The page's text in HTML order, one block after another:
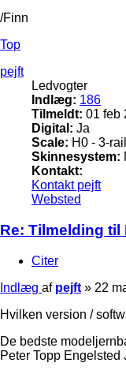
/Finn
Top
pejft
Ledvogter
Indlæg: 186
Tilmeldt: 01 feb
Digital: Ja
Scale: H0 - 3-rail
Skinnesystem:
Kontakt:
Kontakt pejft
Websted
Re: Tilmelding til
Citer
Indlæg af pejft » 22
Hvilken version /
De bedste
Peter Topp Engelsted